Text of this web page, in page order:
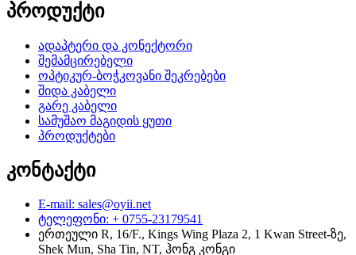
პროდუქტი
ადაპტერი და კონექტორი
შემამცირებელი
ოპტიკურ-ბოჭკოვანი შეკრებები
შიდა კაბელი
გარე კაბელი
სამუშაო მაგიდის ყუთი
პროდუქტები
კონტაქტი
E-mail: sales@oyii.net
ტელეფონი: + 0755-23179541
ერთეული R, 16/F., Kings Wing Plaza 2, 1 Kwan Street-ზე,
Shek Mun, Sha Tin, NT, ჰონგ კონგი